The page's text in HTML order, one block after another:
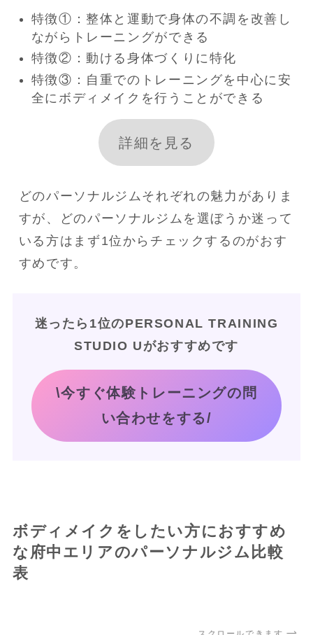
特徴①：整体と運動で身体の不調を改善し
ながらトレーニングができる
特徴②：動ける身体づくりに特化
特徴③：自重でのトレーニングを中心に安
全にボディメイクを行うことができる
詳細を見る
どのパーソナルジムそれぞれの魅力がありま
すが、どのパーソナルジムを選ぼうか迷って
いる方はまず1位からチェックするのがおす
すめです。
迷ったら1位のPERSONAL TRAINING
STUDIO Uがおすすめです
\今すぐ体験トレーニングの問
い合わせをする/
ボディメイクをしたい方におすすめ
な府中エリアのパーソナルジム比較
表